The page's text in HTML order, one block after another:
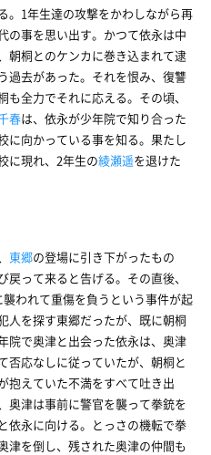
。1年生達の攻撃をかわしながら再
の事を思い出す。かつて依永は中
朝桐とのケンカに巻き込まれて逮
過去があった。それを恨み、復讐
全力でそれに応える。その頃、
春は、依永が少年院で知り合った
に向かっている事を知る。果たし
に現れ、2年生の綾瀬遥を退けた
東郷の登場に引き下がったもの
戻って来ると告げる。その直後、
襲われて重傷を負うという事件が起
人を探す東郷だったが、既に朝桐
院で奥津と出会った依永は、奥津
否応なしに従っていたが、朝桐と
抱えていた不満をすべて吐き出
奥津は事前に警官を襲って拳銃を
依永に向ける。とっさの機転で拳
津を倒し、残された奥津の仲間も